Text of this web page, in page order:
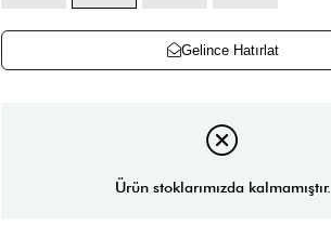
Gelince Hatırlat
Ürün stoklarımızda kalmamıştır.